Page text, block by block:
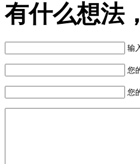
有什么想法
输
您
您